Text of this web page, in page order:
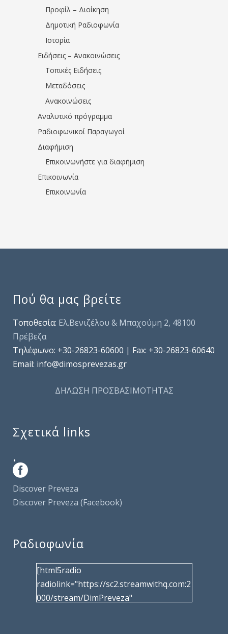
Προφίλ – Διοίκηση
Δημοτική Ραδιοφωνία
Ιστορία
Ειδήσεις – Ανακοινώσεις
Τοπικές Ειδήσεις
Μεταδόσεις
Ανακοινώσεις
Αναλυτικό πρόγραμμα
Ραδιοφωνικοί Παραγωγοί
Διαφήμιση
Επικοινωνήστε για διαφήμιση
Επικοινωνία
Επικοινωνία
Πού θα μας βρείτε
Τοποθεσία: Ελ.Βενιζέλου & Μπαχούμη 2, 48100
Πρέβεζα
Τηλέφωνo: +30-26823-60600 | Fax: +30-26823-60640
Email: info@dimosprevezas.gr
ΔΗΛΩΣΗ ΠΡΟΣΒΑΣΙΜΟΤΗΤΑΣ
Σχετικά links
.
Discover Preveza
Discover Preveza (Facebook)
Ραδιοφωνία
[html5radio
radiolink="https://sc2.streamwithq.com:2
000/stream/DimPreveza"